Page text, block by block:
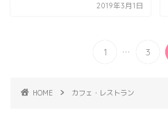
2019年3月1日
1 ... 3
HOME カフェ・レストラン